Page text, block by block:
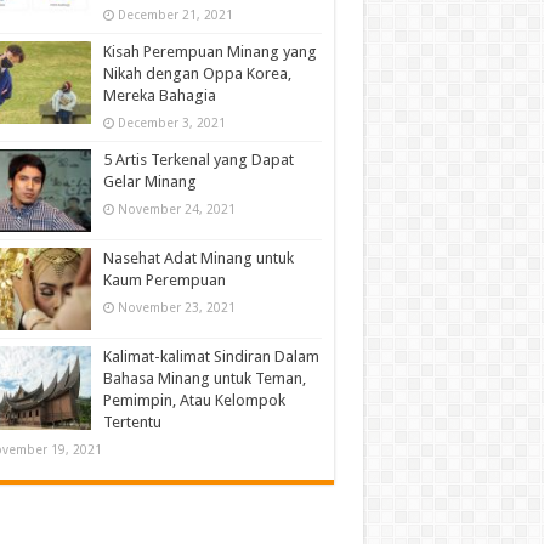
December 21, 2021
Kisah Perempuan Minang yang
Nikah dengan Oppa Korea,
Mereka Bahagia
December 3, 2021
5 Artis Terkenal yang Dapat
Gelar Minang
November 24, 2021
Nasehat Adat Minang untuk
Kaum Perempuan
November 23, 2021
Kalimat-kalimat Sindiran Dalam
Bahasa Minang untuk Teman,
Pemimpin, Atau Kelompok
Tertentu
19, 2021